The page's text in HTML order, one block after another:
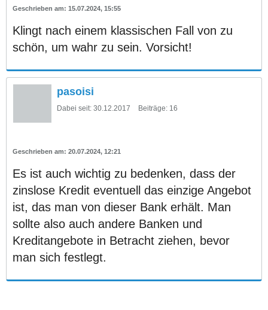
15.07.2024, 15:55
Klingt nach einem klassischen Fall von zu
schön, um wahr zu sein. Vorsicht!
pasoisi
Dabei seit: 30.12.2017 Beiträge: 16
20.07.2024, 12:21
Es ist auch wichtig zu bedenken, dass der
zinslose Kredit eventuell das einzige Angebot
ist, das man von dieser Bank erhält. Man
sollte also auch andere Banken und
Kreditangebote in Betracht ziehen, bevor
man sich festlegt.